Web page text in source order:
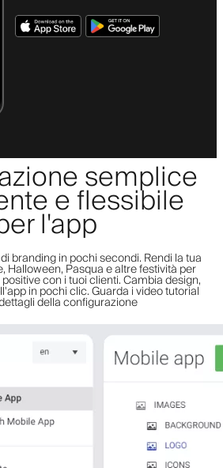
semplice
e flessibile
l'app
branding in pochi secondi. Rendi la tua
Halloween, Pasqua e altre festività per
con i tuoi clienti. Cambia design,
in pochi clic. Guarda i video tutorial
della configurazione